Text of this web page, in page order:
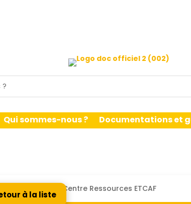
Qui sommes-nous ? Documentations et
à la liste